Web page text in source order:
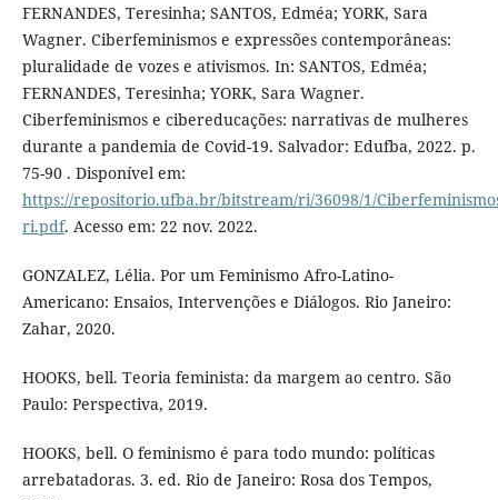
FERNANDES, Teresinha; SANTOS, Edméa; YORK, Sara
Wagner. Ciberfeminismos e expressões contemporâneas:
pluralidade de vozes e ativismos. In: SANTOS, Edméa;
FERNANDES, Teresinha; YORK, Sara Wagner.
Ciberfeminismos e cibereducações: narrativas de mulheres
durante a pandemia de Covid-19. Salvador: Edufba, 2022. p.
75-90 . Disponível em:
https://repositorio.ufba.br/bitstream/ri/36098/1/
ri.pdf. Acesso em: 22 nov. 2022.
GONZALEZ, Lélia. Por um Feminismo Afro-Latino-
Americano: Ensaios, Intervenções e Diálogos. Rio Janeiro:
Zahar, 2020.
HOOKS, bell. Teoria feminista: da margem ao centro. São
Paulo: Perspectiva, 2019.
HOOKS, bell. O feminismo é para todo mundo: políticas
arrebatadoras. 3. ed. Rio de Janeiro: Rosa dos Tempos,